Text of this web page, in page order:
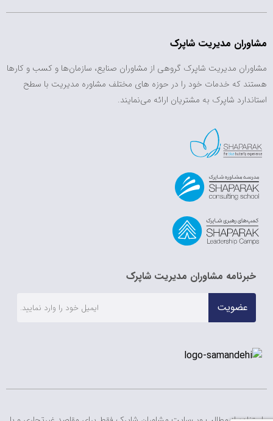
مشاوران مدیریت شاپرک
مشاوران مدیریت شاپرک گروهی از مشاوران صنایع، سازمان‌ها و کسب و کارها
هستند که خدمات خود را در حوزه های مختلف مشاوره مدیریت با سطح
استاندارد شاپرک به مشتریان ارائه می‌نمایند.
خبرنامه مشاوران مدیریت شاپرک
عضویت